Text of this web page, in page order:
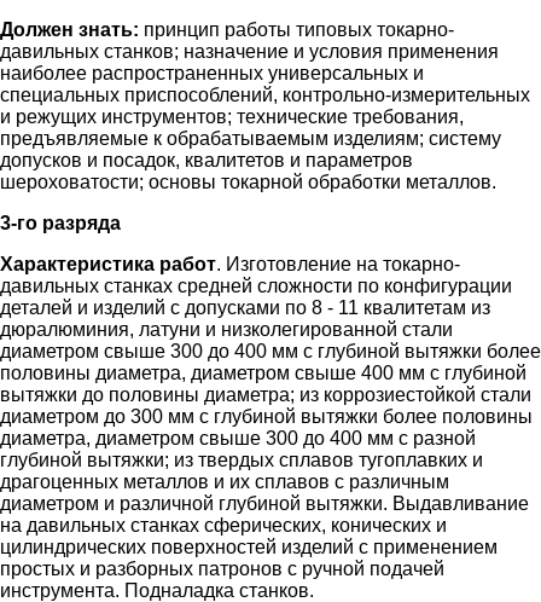
Должен знать: принцип работы типовых токарно-
давильных станков; назначение и условия применения
наиболее распространенных универсальных и
специальных приспособлений, контрольно-измерительных
и режущих инструментов; технические требования,
предъявляемые к обрабатываемым изделиям; систему
допусков и посадок, квалитетов и параметров
шероховатости; основы токарной обработки металлов.
3-го разряда
Характеристика работ. Изготовление на токарно-
давильных станках средней сложности по конфигурации
деталей и изделий с допусками по 8 - 11 квалитетам из
дюралюминия, латуни и низколегированной стали
диаметром свыше 300 до 400 мм с глубиной вытяжки более
половины диаметра, диаметром свыше 400 мм с глубиной
вытяжки до половины диаметра; из коррозиестойкой стали
диаметром до 300 мм с глубиной вытяжки более половины
диаметра, диаметром свыше 300 до 400 мм с разной
глубиной вытяжки; из твердых сплавов тугоплавких и
драгоценных металлов и их сплавов с различным
диаметром и различной глубиной вытяжки. Выдавливание
на давильных станках сферических, конических и
цилиндрических поверхностей изделий с применением
простых и разборных патронов с ручной подачей
инструмента. Подналадка станков.